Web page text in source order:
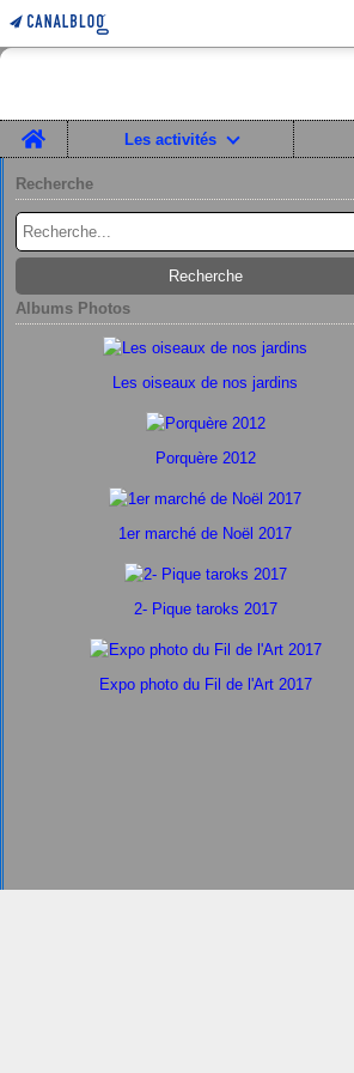
Home
Les activités
Recherche
Albums Photos
Les oiseaux de nos jardins
Porquère 2012
1er marché de Noël 2017
2- Pique taroks 2017
Expo photo du Fil de l'Art 2017